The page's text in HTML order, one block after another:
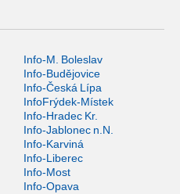
Info-M. Boleslav
Info-Budějovice
Info-Česká Lípa
InfoFrýdek-Místek
Info-Hradec Kr.
Info-Jablonec n.N.
Info-Karviná
Info-Liberec
Info-Most
Info-Opava